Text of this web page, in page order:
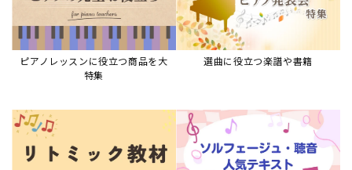
ピアノレッスンに役立つ商品を大
特集
選曲に役立つ楽譜や書籍